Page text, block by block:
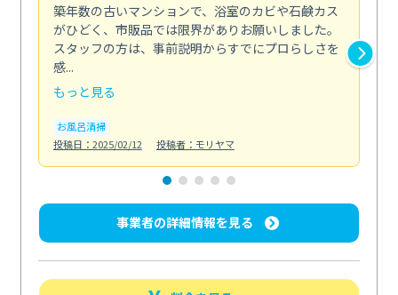
築年数の古いマンションで、浴室のカビや石鹸カス
がひどく、市販品では限界がありお願いしました。
スタッフの方は、事前説明からすでにプロらしさを
感...
もっと見る
お風呂清掃
投稿日：2025/02/12
投稿者：モリヤマ
事業者の詳細情報を見る